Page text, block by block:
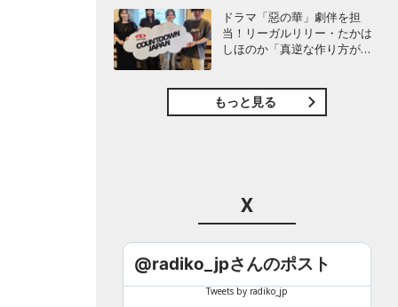
ドラマ「惡の華」劇伴を担
当！リーガルリリー・たかは
しほのか「真逆な作り方が面
もっと見る
X
@radiko_jpさんのポスト
Tweets by radiko_jp